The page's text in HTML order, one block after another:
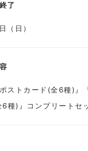
了
（日）
ストカード(全6種)』
種)』コンプリートセ